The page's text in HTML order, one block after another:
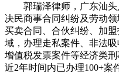
郭瑞泽律师，广东汕
决民商事合同纠纷及劳动
买卖合同、合伙纠纷、加
域，办理走私案件、非法
增值税发票案件等经济类
近2年时间内已办理100+案